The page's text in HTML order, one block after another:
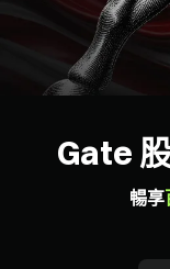
Gate
暢享